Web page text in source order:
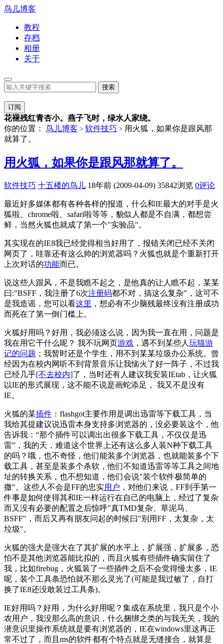
鸟儿博客
教程
存档
相册
关于
订阅
花褪残红青杏小。燕子飞时，绿水人家绕。
你的位置： 鸟儿博客 > 软件技巧 > 用火狐，如果你是跟风那
就算了。
用火狐，如果你是跟风那就算了。
软件技巧 十五楼的鸟儿 18年前 (2009-04-09) 35842浏览 0评论
最近好多媒体都有各种各样的报道，什么和IE最大的对手是火
狐啦、chrome啦、safari啦等等，貌似人都是不自满，都想尝
鲜，当然火狐也就成了第一个"实验品"。
其实现在的IE8我已经觉得相当好用了，报错关闭已经不关闭
网页了，哇靠还有这么帅的浏览器吗？火狐也就是个重新打开
上次对话的功能而已。
说这些人跟风，不是我瞧不起之，是他真的让人瞧不起，某某
曰:"BSFF，我注册了6次注册码都不对，搞这么复杂"，这可不
是我造谣，您可以看这里 ，想必有不少脑残最终没有注册成功
而死在了第一倒门槛上。
火狐好用吗？好用，我必须这么说，因为我一直在用，问题是
我在用它干什么呢？ 我不玩网页游戏 ，遇不到某些人 玩猫游
记的问题 ；我暂时还是个学生，用不到某某垃圾办公系统。曾
经因为在校内网听不到背景音乐让我恼火了好一阵子，不过我
已经几乎[不去校内]了，当时还有人建议我安装IEtab，让火狐
以IE的形式展现，这不能不说是画蛇添足， 我又不是没有
IE。
火狐的某插件 ：flashgot主要作用是调出迅雷等下载工具，当
我给其提建议说迅雷本身支持多浏览器的，没必要装这个，他
告诉我：“那个插件可以调出出很多下载工具，不仅仅是迅
雷”，我的天，难道这个世界上还有这么多人装N种下载工具
的吗？哦，也不奇怪，他们能装多个浏览器，也就能装多个下
载工具，甚至是装多个杀软，他们不知道迅雷等等工具之间地
址的转换关系，也不想知道，他们会说"装个软件极简单的
撒"。这些人不会是FF的忠实用户 ，对他们来说，FF到手第一
件事是如何使得其和IE一样运行在自己的电脑上，经过了复杂
而又没有必要的配置之后惊呼"真TMD复杂、草泥马、
BSFF"，而后又再有朋友问起的时候曰"别用FF，太复杂，太
垃圾"。
火狐的强大是强大在了其扩展的水平上，扩展强，扩展多，恐
怕不是其他浏览器能比拟的，而且火狐有些插件确实留住了
我，比如firebug，火狐装了一些插件之后不会觉得慢太多，IE
呢，装个工具条恐怕就不那么灵光了(可能是我过敏了，自打
换了IE8还没敢装过工具条)。
IE好用吗？好用，为什么好用呢？集成在系统里，我只是个小
农用户，我没那么高的意识，什么捆绑之类的与我无关，我的
潜意识里操作系统就是要有浏览器的，IE在windows里这再正
常不过了，而且ms的软件都有个特点就是无缝接合，就算是